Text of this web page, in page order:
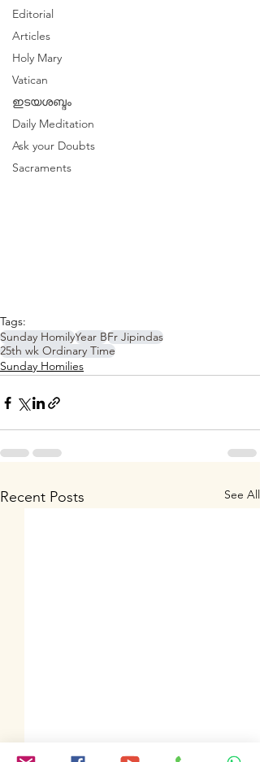
Editorial
Articles
Holy Mary
Vatican
ഇടയശബ്ദം
Daily Meditation
Ask your Doubts
Sacraments
Tags:
Sunday HomilyYear BFr Jipindas
25th wk Ordinary Time
Sunday Homilies
Recent Posts See All